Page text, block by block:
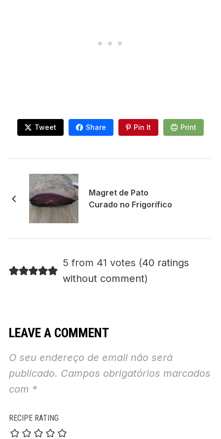
Tweet Share Pin It Print
Magret de Pato
Curado no Frigorífico
5 from 41 votes (40 ratings
without comment)
LEAVE A COMMENT
O seu endereço de email não será
publicado. Campos obrigatórios marcados
com *
RECIPE RATING